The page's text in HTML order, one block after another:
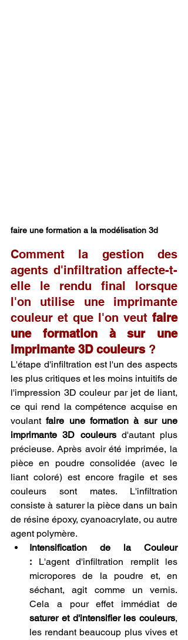
faire une formation a la modélisation 3d
Comment la gestion des
agents d'infiltration affecte-t-
elle le rendu final lorsque
l'on utilise une imprimante
couleur et que l'on veut faire
une formation à sur une
imprimante 3D couleurs ?
L'étape d'infiltration est l'un des aspects
les plus critiques et les moins intuitifs de
l'impression 3D couleur par jet de liant,
ce qui rend la compétence acquise en
voulant faire une formation à sur une
imprimante 3D couleurs d'autant plus
précieuse. Après avoir été imprimée, la
pièce en poudre consolidée (avec le
liant coloré) est encore fragile et ses
couleurs sont mates. L'infiltration
consiste à saturer la pièce dans un bain
de résine époxy, cyanoacrylate, ou autre
agent polymère.
Intensification de la Couleur
: L'agent d'infiltration remplit les
micropores de la poudre et, en
séchant, agit comme un vernis.
saturer et d'intensifier les couleurs,
les rendant beaucoup plus vives et